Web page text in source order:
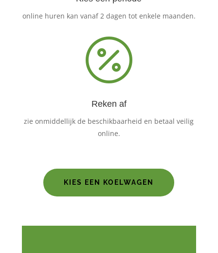
online huren kan vanaf 2 dagen tot enkele maanden.

Reken af
zie onmiddellijk de beschikbaarheid en betaal veilig
online.
KIES EEN KOELWAGEN